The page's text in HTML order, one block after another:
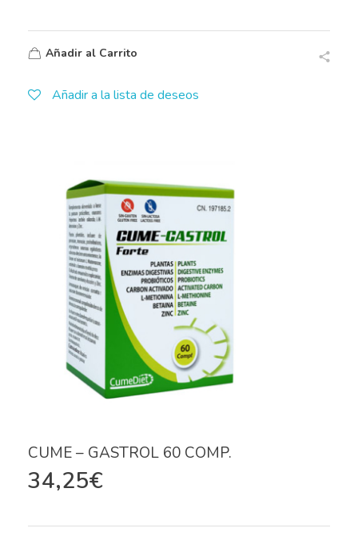
Añadir al Carrito
Añadir a la lista de deseos
CUME – GASTROL 60 COMP.
34,25€